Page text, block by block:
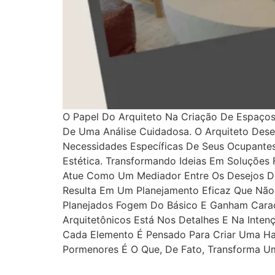
O Papel Do Arquiteto Na Criação De
De Uma Análise Cuidadosa. O Arquiteto
Necessidades Específicas De Seus
Estética. Transformando Ideias Em
Atue Como Um Mediador Entre Os Desejos
Resulta Em Um Planejamento Eficaz Que
Planejados Fogem Do Básico E Ganham
Arquitetônicos Está Nos Detalhes E Na
Cada Elemento É Pensado Para Criar Uma
Pormenores É O Que, De Fato, Transforma